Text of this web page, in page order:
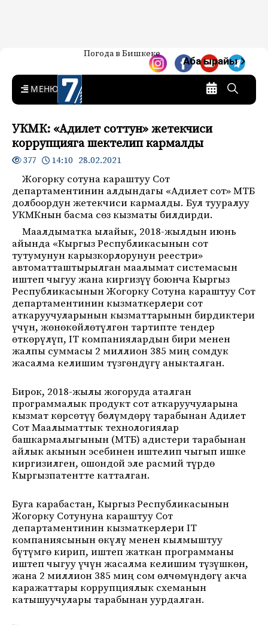
7-канал. Жаңылыктар —
Кыргызстан
Жаңылыктар — Кыргызстан
Погода в Бишкеке
Аба ырайы
MENU
УКМК: «Адилет соттун» жетекчиси
коррупцияга шектелип кармалды
377 14:10 28.02.2021
Жогорку сотуна караштуу Сот
департаментинин алдындагы «Адилет сот» МТБ
долбоордун жетекчиси кармалды. Бул тууралуу
УКМКнын басма сөз кызматы билдирди.
Маалдыматка ылайык, 2018-жылдын июнь
айында «Кыргыз Республикасынын сот
тутумунун карызкорлорунун реестри»
автоматташтырылган маалымат системасын
иштеп чыгуу жана киргизүү боюнча Кыргыз
Республикасынын Жогорку Сотуна караштуу Сот
департаментинин кызматкерлери сот
аткаруучуларынын кызматтарынын бирдиктери
үчүн, жөнөкөйлөтүлгөн тартипте тендер
өткөрүлүп, IT компаниялардын бири менен
жалпы суммасы 2 миллион 385 миң сомдук
жасалма келишим түзгөндүгү аныкталган.
Бирок, 2018-жылы жогоруда аталган
программалык продукт сот аткаруучуларына
кызмат көрсөтүү бөлүмдөрү тарабынан Адилет
Сот Маалыматтык технологиялар
башкармалыгынын (МТБ) адистери тарабынан
айлык акынын эсебинен иштелип чыгып ишке
киргизилген, ошондой эле расмий түрдө
Кыргызпатентте катталган.
Буга карабастан, Кыргыз Республикасынын
Жогорку Сотунуна караштуу Сот
департаментинин кызматкерлери IT
компаниясынын өкүлү менен кылмыштуу
бүтүмгө кирип, иштеп жаткан программаны
иштеп чыгуу үчүн жасалма келишим түзүшкөн,
жана 2 миллион 385 миң сом өлчөмүндөгү акча
каражаттары коррупциялык схеманын
катышуучулары тарабынан уурдалган.